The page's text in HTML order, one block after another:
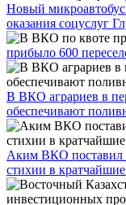
Новый микроавтобус
оказания соцуслуг
прибыло 600
В ВКО аграриев в
обеспечивают
Аким ВКО поставил
стихии в